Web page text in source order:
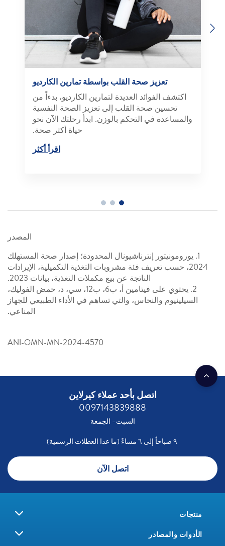
Previous
تعزيز صحة القلب بواسطة تمارين الكارديو
اكتشف الفوائد العديدة لتمارين الكارديو، بدءاً من
تحسين صحة القلب إلى تعزيز الصحة النفسية
والمساعدة في التحكم بالوزن. ابدأ رحلتك الآن نحو
حياة أكثر صحة.
اقرأ أكثر
المصدر
1. يورومونيتور إنترناشيونال المحدودة؛ إصدار صحة المستهلك
2024، حسب تعريف فئة مشروبات التغذية التكميلية، الإيرادات
الناتجة عن بيع مكملات التغذية، بيانات 2023.
2. يحتوي على فيتامين أ، ب6، ب12، سي، د، حمض الفوليك،
السيلينيوم والنحاس، والتي تساهم في الأداء الطبيعي للجهاز
المناعي.
ANI-OMN-MN-2024-4570
اتصل بأحد عملاء كيرلاين
0097143839888
السبت– الجمعة
اتصل الآن
منتجات
الأدوات والمصادر